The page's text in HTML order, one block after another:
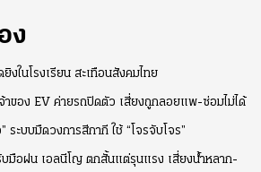
ง
งในโรงเรียน สะเทือนสังคมไทย
าของ EV ค่ายรถปิดตัว เสี่ยงถูกลอยแพ-ซ่อมไม่ได้
ระบบมืดวงการสีกากี ใช้ “โจรจับโจร”
บมือฝน เอลนีโญ ตกสั้นแต่รุนแรง เสี่ยงน้ำหลาก-